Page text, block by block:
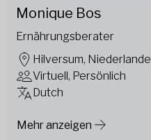
Monique Bos
Ernährungsberater
Hilversum, Niederlande
Virtuell, Persönlich
Dutch
Mehr anzeigen